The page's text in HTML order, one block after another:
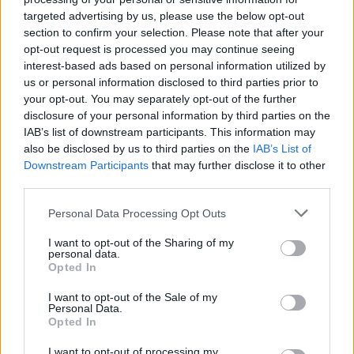
targeted advertising by us, please use the below opt-out
section to confirm your selection. Please note that after your
opt-out request is processed you may continue seeing
interest-based ads based on personal information utilized by
us or personal information disclosed to third parties prior to
your opt-out. You may separately opt-out of the further
disclosure of your personal information by third parties on the
IAB’s list of downstream participants. This information may
also be disclosed by us to third parties on the IAB’s List of
Downstream Participants that may further disclose it to other
Please note that this website/app uses one or more Google
not limited to your visit or usage behaviour. You may click to
grant or deny consent to Google and its third-party tags to
use your data for below specified purposes in below Google
consent section.
Personal Data Processing Opt Outs
I want to opt-out of the Sharing of my
personal data.
Opted In
I want to opt-out of the Sale of my
Personal Data.
Opted In
Címlapfotó: Granny’s Lángos